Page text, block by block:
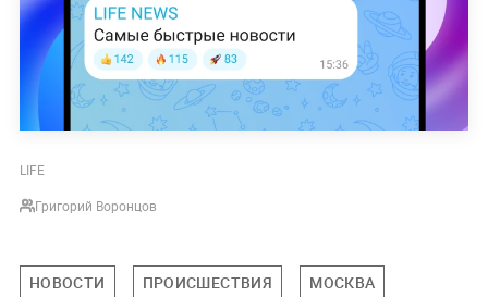
LIFE
Григорий Воронцов
НОВОСТИ ПРОИСШЕСТВИЯ МОСКВА